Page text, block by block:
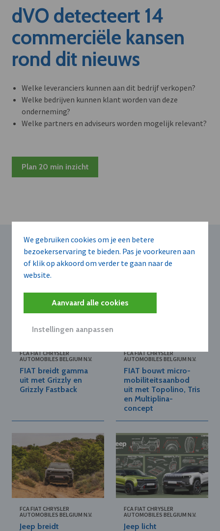
We gebruiken cookies om je een betere
bezoekerservaring te bieden. Pas je voorkeuren aan
of klik op akkoord om verder te gaan naar de
website.
Aanvaard alle cookies
Instellingen aanpassen
dVO detecteert 14
commerciële kansen
rond dit nieuws
Welke leveranciers kunnen aan dit bedrijf verkopen?
Welke bedrijven kunnen klant worden van deze
onderneming?
Welke partners en adviseurs worden mogelijk relevant?
Plan 20 min inzicht
Voor u geselecteerd
FCA FIAT CHRYSLER
AUTOMOBILES BELGIUM N.V.
FIAT breidt gamma
uit met Grizzly en
Grizzly Fastback
FCA FIAT CHRYSLER
AUTOMOBILES BELGIUM N.V.
FIAT bouwt micro-
mobiliteitsaanbod
uit met Topolino, Tris
en Multiplina-
concept
FCA FIAT CHRYSLER
AUTOMOBILES BELGIUM N.V.
Jeep breidt
FCA FIAT CHRYSLER
AUTOMOBILES BELGIUM N.V.
Jeep licht